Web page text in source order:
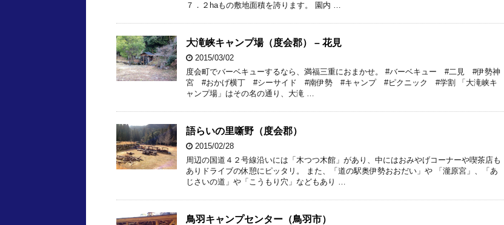
７．２haもの敷地面積を誇ります。 園内 …
大滝峡キャンプ場（度会郡） – 花見
2015/03/02
度会町でバーベキューするなら、満福三重におまかせ。 #バーベキュー #二見 #伊勢神
宮 #おかげ横丁 #シーサイド #南伊勢 #キャンプ #ピクニック #学割 「大滝峡キ
ャンプ場」はその名の通り、大滝 …
語らいの里噺野（度会郡）
2015/02/28
周辺の国道４２号線沿いには「木つつ木館」があり、中にはおみやげコーナーや喫茶店も
ありドライブの休憩にピッタリ。 また、「道の駅奥伊勢おおだい」や 「瀧原宮」、「あ
じさいの道」や「こうもり穴」などもあり …
鳥羽キャンプセンター（鳥羽市）